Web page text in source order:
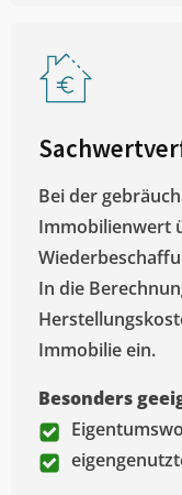
Bei der
Immobilienwert
In die
Immobilie ein.
Besonders